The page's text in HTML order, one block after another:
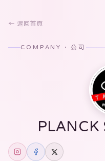
← 返回首頁
COMPANY · 公司
PLANCK